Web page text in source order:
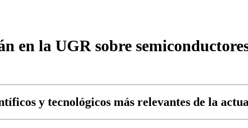
en la UGR sobre
y tecnológicos más relevantes de la